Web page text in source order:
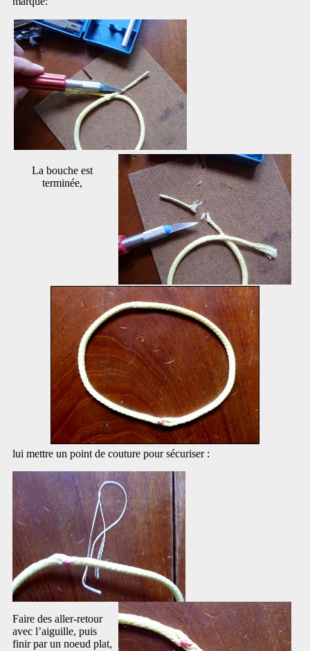
La bouche est
terminée,
lui mettre un point de couture pour sécuriser :
Faire des aller-retour
avec l’aiguille, puis
finir par un noeud plat,